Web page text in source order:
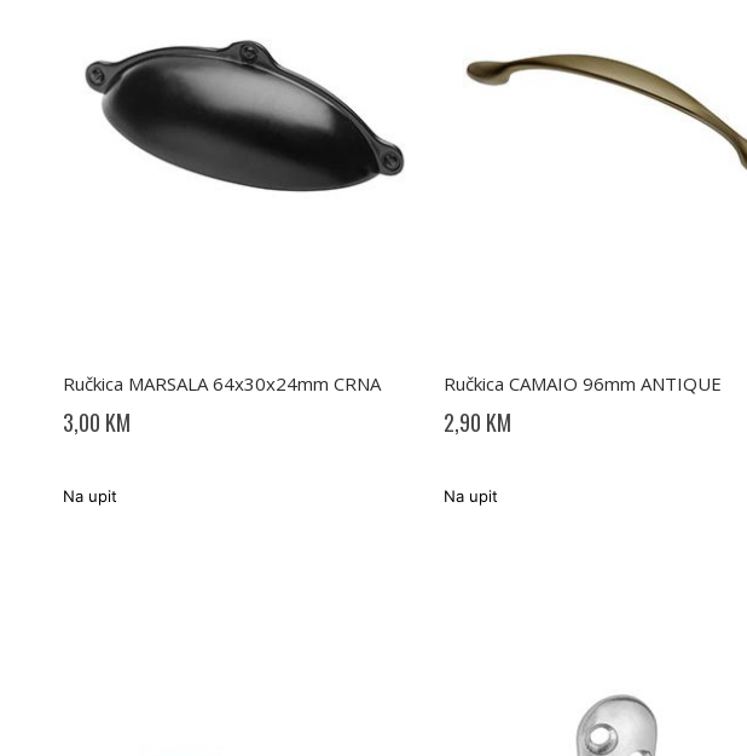
Ručkica MARSALA 64x30x24mm CRNA
3,00 KM
Na upit
Ručkica CAMAIO 96mm ANTIQUE
2,90 KM
Na upit